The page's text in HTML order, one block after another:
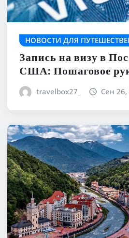
НОВОСТИ ДЛЯ
Запись на визу в
США: Пошаговое
travelbox27_ Сен